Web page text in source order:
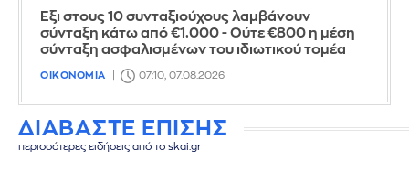
Έξι στους 10 συνταξιούχους λαμβάνουν
σύνταξη κάτω από €1.000 - Ούτε €800 η μέση
σύνταξη ασφαλισμένων του ιδιωτικού τομέα
ΟΙΚΟΝΟΜΙΑ 07:10, 07.08.2026
ΔΙΑΒΑΣΤΕ ΕΠΙΣΗΣ
περισσότερες ειδήσεις από το skai.gr